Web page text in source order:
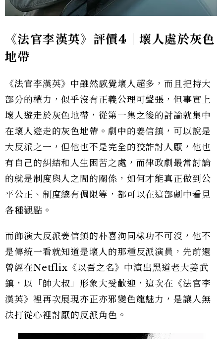
《法官李漢英》評價4｜壞人處於灰色
地帶
《法官李漢英》中雖然感覺壞人超多，而且把持大
部分的權力，似乎沒有正義公理可聲張，但事實上
壞人遊走於灰色地帶，從第一集之後的討論就集中
在壞人遊走的灰色地帶。劇中的姜信鎮，可以說是
大反派之一，但他也不是完全的狡詐討人厭，他也
有自己的糾結和人生困苦之處，而律政劇最常討論
的就是制度與人之間的關係，如何才能真正做到公
平公正、制度總有侷限等，都可以在這部劇中看見
各種觀點。
而飾演大反派姜信鎮的朴喜洵同樣功不可沒，他不
是傳統一看就知道是壞人的那種反派演員，先前還
曾經在Netflix《以吾之名》中演出黑道老大姜武
鎮，以「帥大叔」形象大受歡迎，這次在《法官李
漢英》裡再次展現亦正亦邪變色龍魅力，是讓人無
法打從心裡討厭的反派角色。